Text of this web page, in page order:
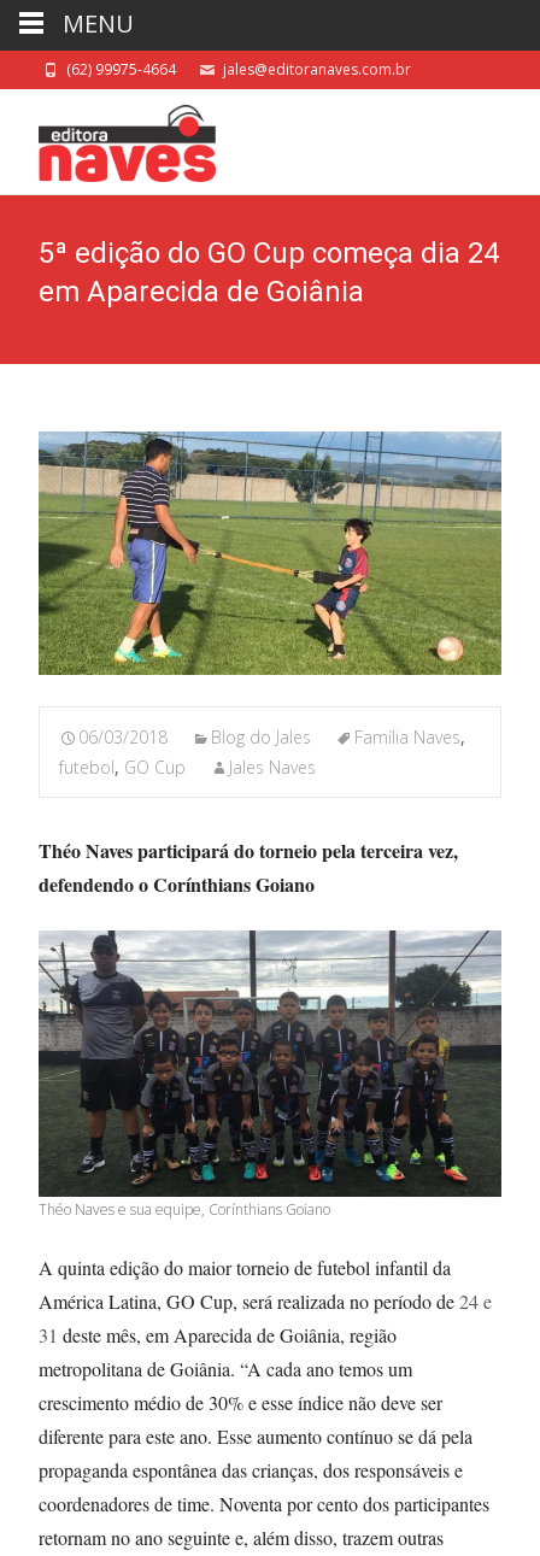
(62) 99975-4664 jales@editoranaves.com.br
5ª edição do GO Cup começa dia 24
em Aparecida de Goiânia
06/03/2018 Blog do Jales Família Naves,
futebol, GO Cup Jales Naves
Théo Naves participará do torneio pela terceira vez,
defendendo o Corínthians Goiano
Théo Naves e sua equipe, Corínthians Goiano
A quinta edição do maior torneio de futebol infantil da
América Latina, GO Cup, será realizada no período de24 e
31 deste mês, em Aparecida de Goiânia, região
metropolitana de Goiânia. “A cada ano temos um
crescimento médio de 30% e esse índice não deve ser
diferente para este ano. Esse aumento contínuo se dá pela
propaganda espontânea das crianças, dos responsáveis e
coordenadores de time. Noventa por centodos participantes
retornam no ano seguinte e, além disso, trazem outras
MENU